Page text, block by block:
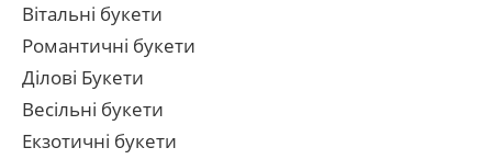
Вітальні букети
Романтичні букети
Ділові Букети
Весільні букети
Екзотичні букети